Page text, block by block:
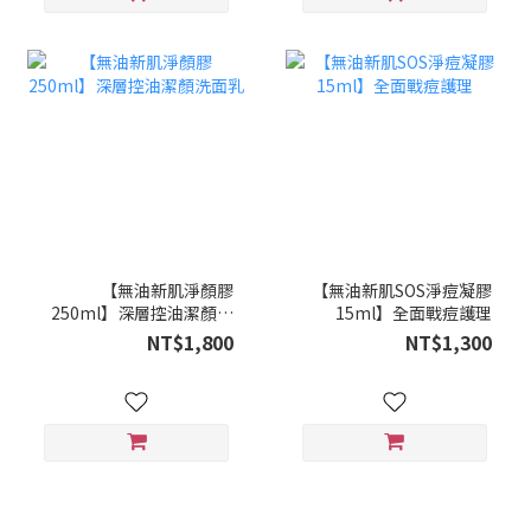
【無油新肌淨顏膠
250ml】深層控油潔顏洗
面乳
NT$1,800
【無油新肌SOS淨痘凝膠
15ml】全面戰痘護理
NT$1,300